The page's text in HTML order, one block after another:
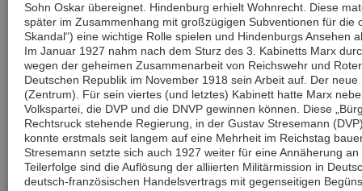
Sohn Oskar übereignet. Hindenburg erhielt Wohnrecht. Diese
später im Zusammenhang mit großzügigen Subventionen für die
Skandal“) eine wichtige Rolle spielen und Hindenburgs Ansehen
Im Januar 1927 nahm nach dem Sturz des 3. Kabinetts Marx
wegen der geheimen Zusammenarbeit von Reichswehr und
Deutschen Republik im November 1918 sein Arbeit auf. Der
(Zentrum). Für sein viertes (und letztes) Kabinett hatte Marx
Volkspartei, die DVP und die DNVP gewinnen können. Diese
Rechtsruck stehende Regierung, in der Gustav Stresemann
konnte erstmals seit langem auf eine Mehrheit im Reichstag
Stresemann setzte sich auch 1927 weiter für eine Annäherung
Teilerfolge sind die Auflösung der alliierten Militärmission in
deutsch-französischen Handelsvertrags mit gegenseitigen